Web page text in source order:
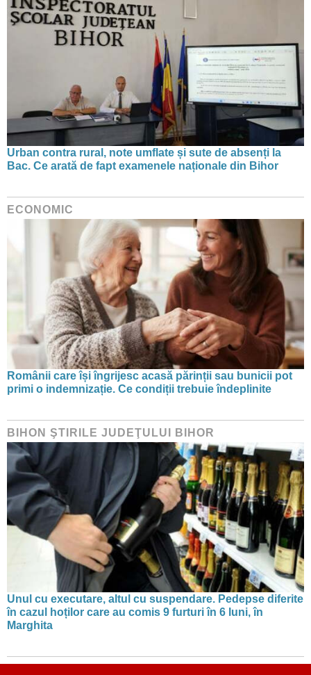
Urban contra rural, note umflate și sute de absenți la
Bac. Ce arată de fapt examenele naționale din Bihor
ECONOMIC
Românii care își îngrijesc acasă părinții sau bunicii pot
primi o indemnizație. Ce condiții trebuie îndeplinite
BIHON ŞTIRILE JUDEŢULUI BIHOR
Unul cu executare, altul cu suspendare. Pedepse diferite
în cazul hoților care au comis 9 furturi în 6 luni, în
Marghita